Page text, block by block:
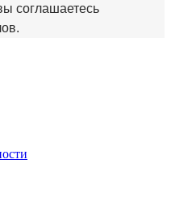
соглашаетесь